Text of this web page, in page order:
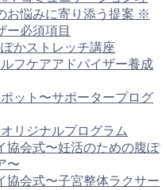
お悩みに寄り添う提案 ※
ー必須項目
かストレッチ講座
フケアアドバイザー養成
ット〜サポータープログ
リジナルプログラム
協会式〜妊活のための腹ぽ
〜
協会式〜子宮整体ラクサー